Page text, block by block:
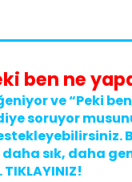
ben ne
ve“Peki
soruyor
sık, daha
TIKLAYINIZ!